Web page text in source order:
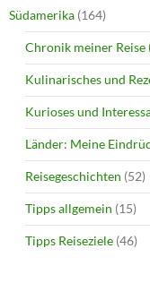
Südamerika (164)
Chronik meiner
Kulinarisches und
Kurioses und
Länder: Meine
Reisegeschichten (52)
Tipps allgemein (15)
Tipps Reiseziele (46)